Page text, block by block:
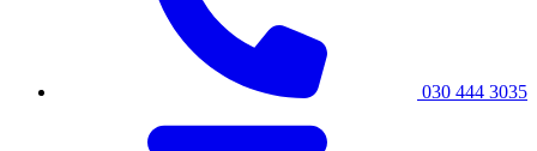
030 444 3035